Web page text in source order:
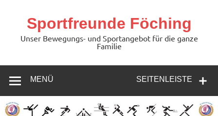
springenSportfreunde Föching
Unser Bewegungs- und Sportangebot für die ganze
Familie
SEITENLEISTE
MENÜ